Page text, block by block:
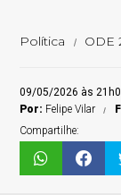
Política ODE
09/05/2026 às
Por: Felipe Vilar
Compartilhe: